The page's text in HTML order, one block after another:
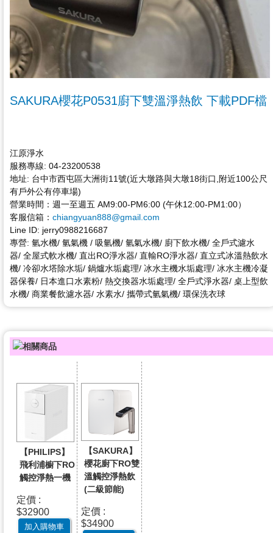
SAKURA櫻花P0531廚下雙溫淨熱飲 下載PDF檔
江原淨水
服務專線: 04-23200538
地址: 台中市西屯區大洲街11號(近大墩路與大墩18街口,附近100公尺
有戶外公有停車場)
營業時間：週一至週五 AM9:00-PM6:00 (午休12:00-PM1:00）
客服信箱： chiangyuan888@gmail.com
Line ID: jerry0988216687
專營: 氫水機/ 氫氣機 / 吸氫機/ 氫氣水機/ 廚下飲水機/ 全戶式濾水
器/ 全屋式軟水機/ 直出RO淨水器/ 直輸RO淨水器/ 直立式冰溫熱飲水
機/ 冷卻水塔除水垢/ 鍋爐水垢處理/ 冰水主機水垢處理/ 冰水主機冷凝
器保養/ 日本進口水素粉/ 熱交換器水垢處理/ 全戶式淨水器/ 桌上型飲
水機/ 商業餐飲濾水器/ 水素水/ 攜帶式氫氣機/ 環保洗衣球
相關商品
【PHILIPS】
飛利浦櫥下RO
觸控淨熱一機
定價 :
$32900
加入購物車
【SAKURA】
櫻花廚下RO雙
溫觸控淨熱飲
(二級節能)
定價 :
$34900